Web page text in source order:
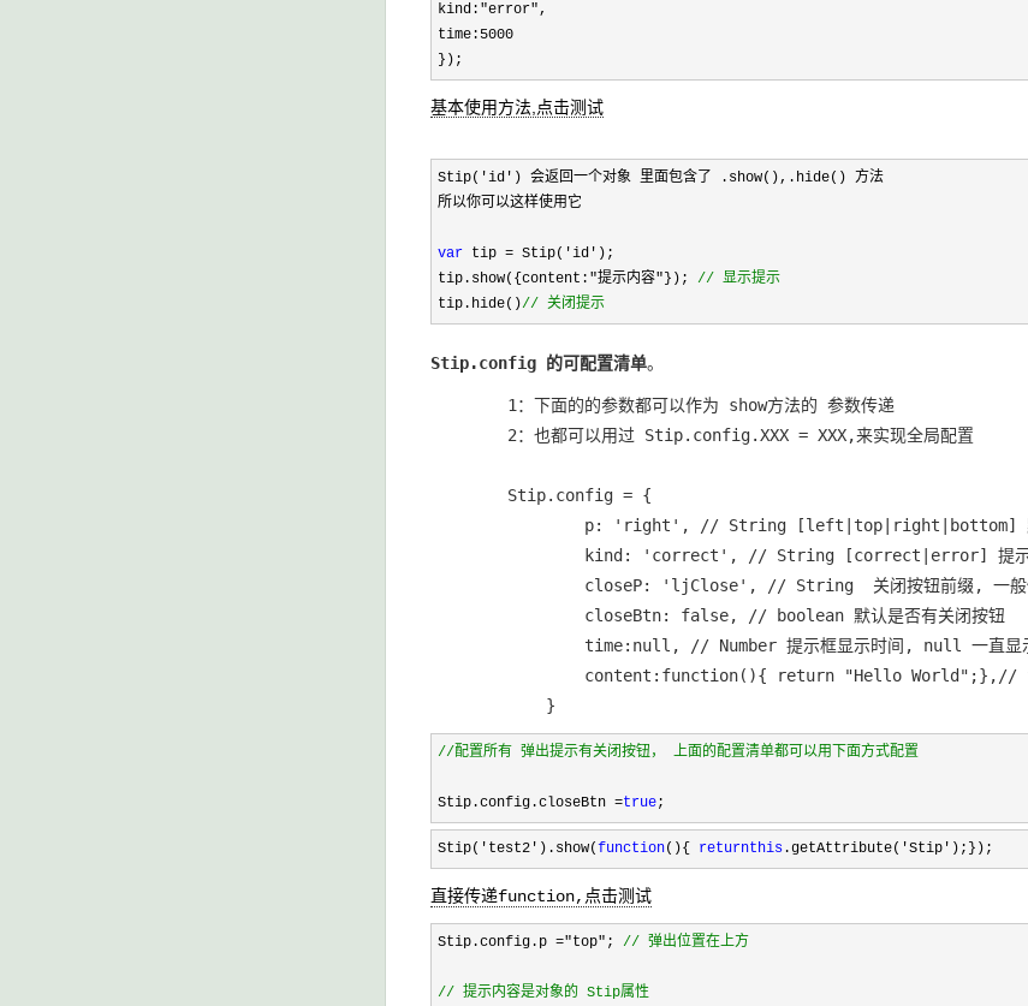
kind: "error",
time: 5000
});
基本使用方法,点击测试
Stip( 'id ' ) 会返回一个对象 里面包含了 .show(),.hide() 方法
所以你可以这样使用它
var tip = Stip( 'id ' );
tip.show({content: "提示内容" }); // 显示提示
tip.hide()// 关闭提示
Stip.config 的可配置清单。
        1：下面的的参数都可以作为 show方法的 参数传递
        2：也都可以用过 Stip.config.XXX = XXX,来实现全局配置
        Stip.config = {
p: 'right', // String [left|top|right|bottom]
kind: 'correct', // String [correct|error] 提示
closeP: 'ljClose', // String  关闭按钮前缀, 一般
                closeBtn: false, // boolean 默认是否有关闭按钮
time:null, // Number 提示框显示时间, null 一直显
content:function(){ return "Hello World";},//
            }
//配置所有 弹出提示有关闭按钮， 上面的配置清单都可以用下面方式配置
Stip.config.closeBtn =true;
Stip( ' test2 ' ).show(function(){ returnthis .getAttribute( 'Stip ' );});
直接传递function,点击测试
Stip.config.p ="top" ; // 弹出位置在上方
// 提示内容是对象的 Stip属性